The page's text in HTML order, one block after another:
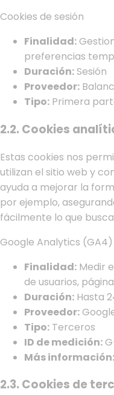
Cookies de sesión
Finalidad:
preferencias
Duración: Sesión
Proveedor:
Tipo: Primera
2.2. Cookies
Estas cookies nos
utilizan el sitio web y
ayuda a mejorar la
por ejemplo,
fácilmente lo que
Google Analytics (GA4)
Finalidad: Medir
de usuarios,
Duración: Hasta
Proveedor:
Tipo: Terceros
ID de medición:
Más información:
2.3. Cookies de